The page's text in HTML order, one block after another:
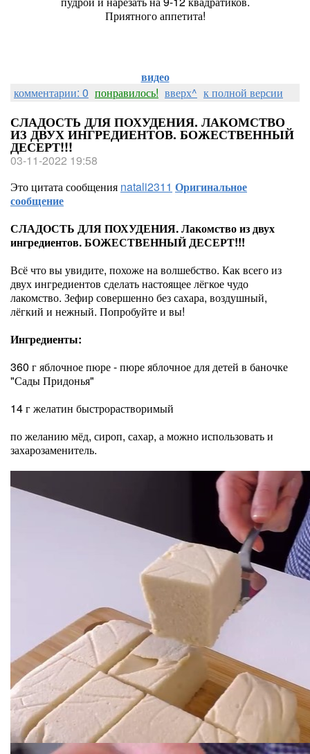
Приятного аппетита!
видео
комментарии: 0 понравилось! вверх^ к полной версии
СЛАДОСТЬ ДЛЯ ПОХУДЕНИЯ. ЛАКОМСТВО
ИЗ ДВУХ ИНГРЕДИЕНТОВ. БОЖЕСТВЕННЫЙ
ДЕСЕРТ!!!
03-11-2022 19:58
Это цитата сообщения natali2311 Оригинальное
сообщение
СЛАДОСТЬ ДЛЯ ПОХУДЕНИЯ. Лакомство из двух
ингредиентов. БОЖЕСТВЕННЫЙ ДЕСЕРТ!!!
Всё что вы увидите, похоже на волшебство. Как всего из
двух ингредиентов сделать настоящее лёгкое чудо
лакомство. Зефир совершенно без сахара, воздушный,
лёгкий и нежный. Попробуйте и вы!
Ингредиенты:
360 г яблочное пюре - пюре яблочное для детей в баночке
"Сады Придонья"
14 г желатин быстрорастворимый
по желанию мёд, сироп, сахар, а можно использовать и
захарозаменитель.